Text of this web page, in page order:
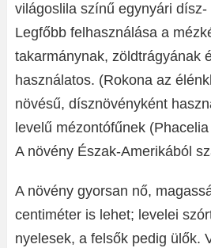
világoslila színű egynyári dísz-
Legfőbb felhasználása a
takarmánynak, zöldtrágyának
használatos. (Rokona az
növésű, dísznövényként
levelű mézontófűnek
A növény Észak-Amerikából
A növény gyorsan nő,
centiméter is lehet; levelei
nyelesek, a felsők pedig ülők.